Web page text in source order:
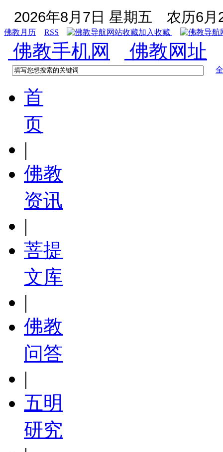
2026年8月7日 星期五 农历6月
佛教月历 RSS 加入收藏
佛教手机网 佛教网址
首
页
|
佛教
资讯
|
菩提
文库
|
佛教
问答
|
五明
研究